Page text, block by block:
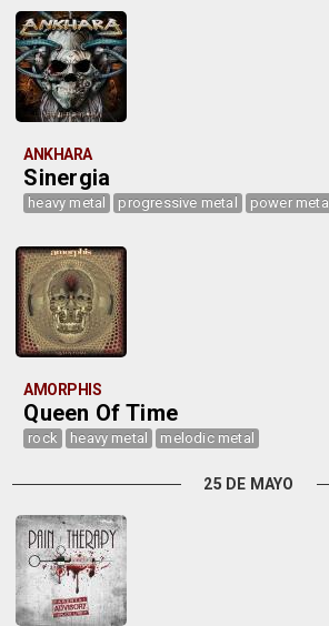
ANKHARA
Sinergia
heavy metal progressive metal power metal
AMORPHIS
Queen Of Time
rock heavy metal melodic metal
25 DE MAYO